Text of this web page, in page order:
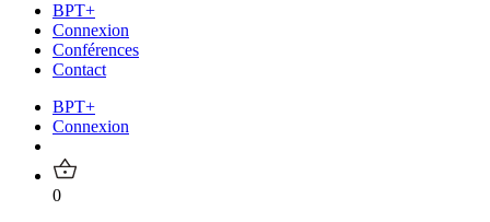
BPT+
Connexion
Conférences
Contact
BPT+
Connexion
0